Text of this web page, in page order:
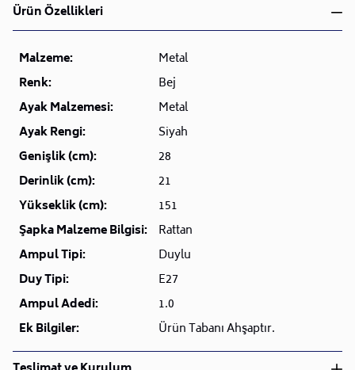
Ürün Özellikleri
Malzeme:
Metal
Renk:
Bej
Ayak Malzemesi:
Metal
Ayak Rengi:
Siyah
Genişlik (cm):
28
Derinlik (cm):
21
Yükseklik (cm):
151
Şapka Malzeme Bilgisi: Rattan
Ampul Tipi:
Duylu
Duy Tipi:
E27
Ampul Adedi:
1.0
Ek Bilgiler:
Ürün Tabanı Ahşaptır.